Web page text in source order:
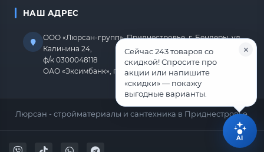
НАШ АДРЕС
ООО «Люрсан-групп», Приднестровье, г. Бендеры, ул.
Калинина 24,
ф/к 0300048118
ОАО «Эксимбанк», г.Бендеры, р/с 2212670000000818
Люрсан - стройматериалы и сантехника в Приднестровье.
Сейчас 243 товаров со
скидкой! Спросите про
акции или напишите
«скидки» — покажу
выгодные варианты.
AI